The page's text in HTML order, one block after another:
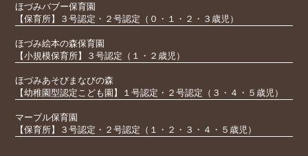
ほづみバブー保育園
【保育所】３号認定・２号認定（０・１・２・３歳児）
ほづみ絵本の森保育園
【小規模保育所】３号認定（１・２歳児）
ほづみあそびまなびの森
【幼稚園型認定こども園】１号認定・２号認定（３・４・５歳児）
マーブル保育園
【保育所】３号認定・２号認定（１・２・３・４・５歳児）